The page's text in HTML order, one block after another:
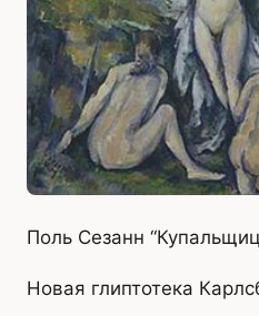
Поль Сезанн
Новая глиптотека